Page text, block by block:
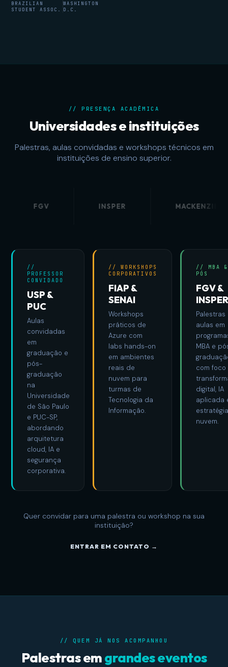
BRAZILIAN
STUDENT ASSOC.
WASHINGTON
D.C.
// PRESENÇA ACADÊMICA
Universidades e instituições
Palestras, aulas convidadas e workshops técnicos em
instituições de ensino superior.
MACKENZIE
//
PROFESSOR
CONVIDADO
USP &
PUC
Aulas
convidadas
em
graduação e
pós-
graduação
na
Universidade
de São Paulo
e PUC-SP,
abordando
arquitetura
cloud, IA e
segurança
corporativa.
// WORKSHOPS
CORPORATIVOS
FIAP &
SENAI
Workshops
práticos de
Azure com
labs hands-on
em ambientes
reais de
nuvem para
turmas de
Tecnologia da
Informação.
// MBA
PÓS
FGV &
Palestras
aulas em
MBA e
com foco
digital, IA
aplicada
nuvem.
Quer convidar para uma palestra ou workshop na sua
instituição?
ENTRAR EM CONTATO →
// QUEM JÁ NOS ACOMPANHOU
Palestras emgrandes eventos